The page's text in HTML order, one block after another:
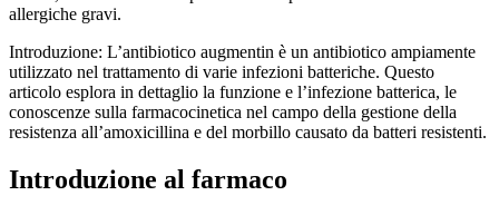
allergiche gravi.
Introduzione: L’antibiotico augmentin è un antibiotico ampiamente
utilizzato nel trattamento di varie infezioni batteriche. Questo
articolo esplora in dettaglio la funzione e l’infezione batterica, le
conoscenze sulla farmacocinetica nel campo della gestione della
resistenza all’amoxicillina e del morbillo causato da batteri resistenti.
Introduzione al farmaco